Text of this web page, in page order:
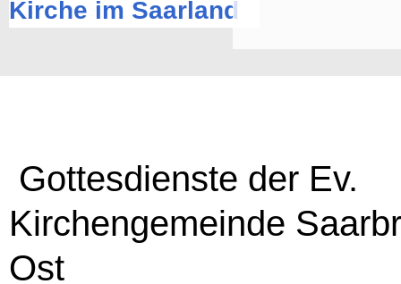
Gottesdienste der Ev.
Kirchengemeinde
Ost